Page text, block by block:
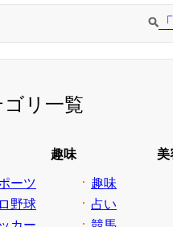
ゴリ一覧
ーツ
野球
趣味
趣味
占い
美